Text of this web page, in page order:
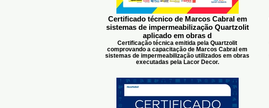
Certificado técnico de Marcos Cabral em
sistemas de impermeabilização Quartzolit
aplicado em obras d
Certificação técnica emitida pela Quartzolit
comprovando a capacitação de Marcos Cabral em
sistemas de impermeabilização utilizados em obras
executadas pela Lacor Decor.